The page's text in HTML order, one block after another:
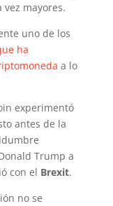
mayores.
uno de los
ha
a lo
experimentó
antes de la
Trump a
con el Brexit.
no se